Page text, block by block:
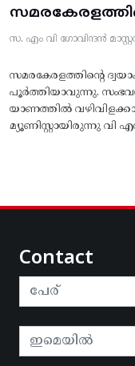
സ. എം വി ഗോവിന്ദൻ
സമരകേരളത്തിൻ്റെ
പൂർത്തിയാവുന്നു.
യാണത്തിൽ
മ്യൂണിസ്റ്റായിരുന്നു വി
Contact